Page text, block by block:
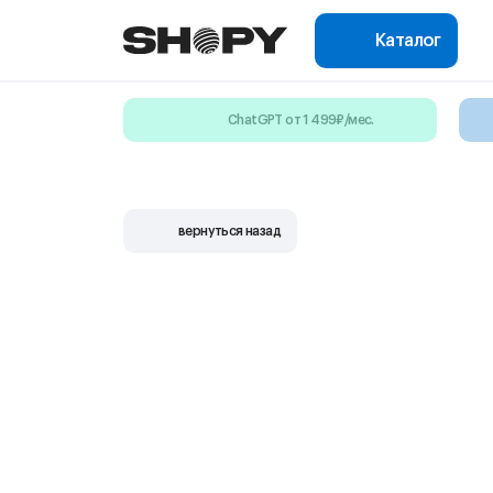
Каталог
ChatGPT от 1 499₽/мес.
вернуться назад